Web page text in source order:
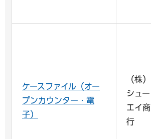
ケースファイル（オー
プンカウンター・電
子）
（株）
シュー
エイ商
行